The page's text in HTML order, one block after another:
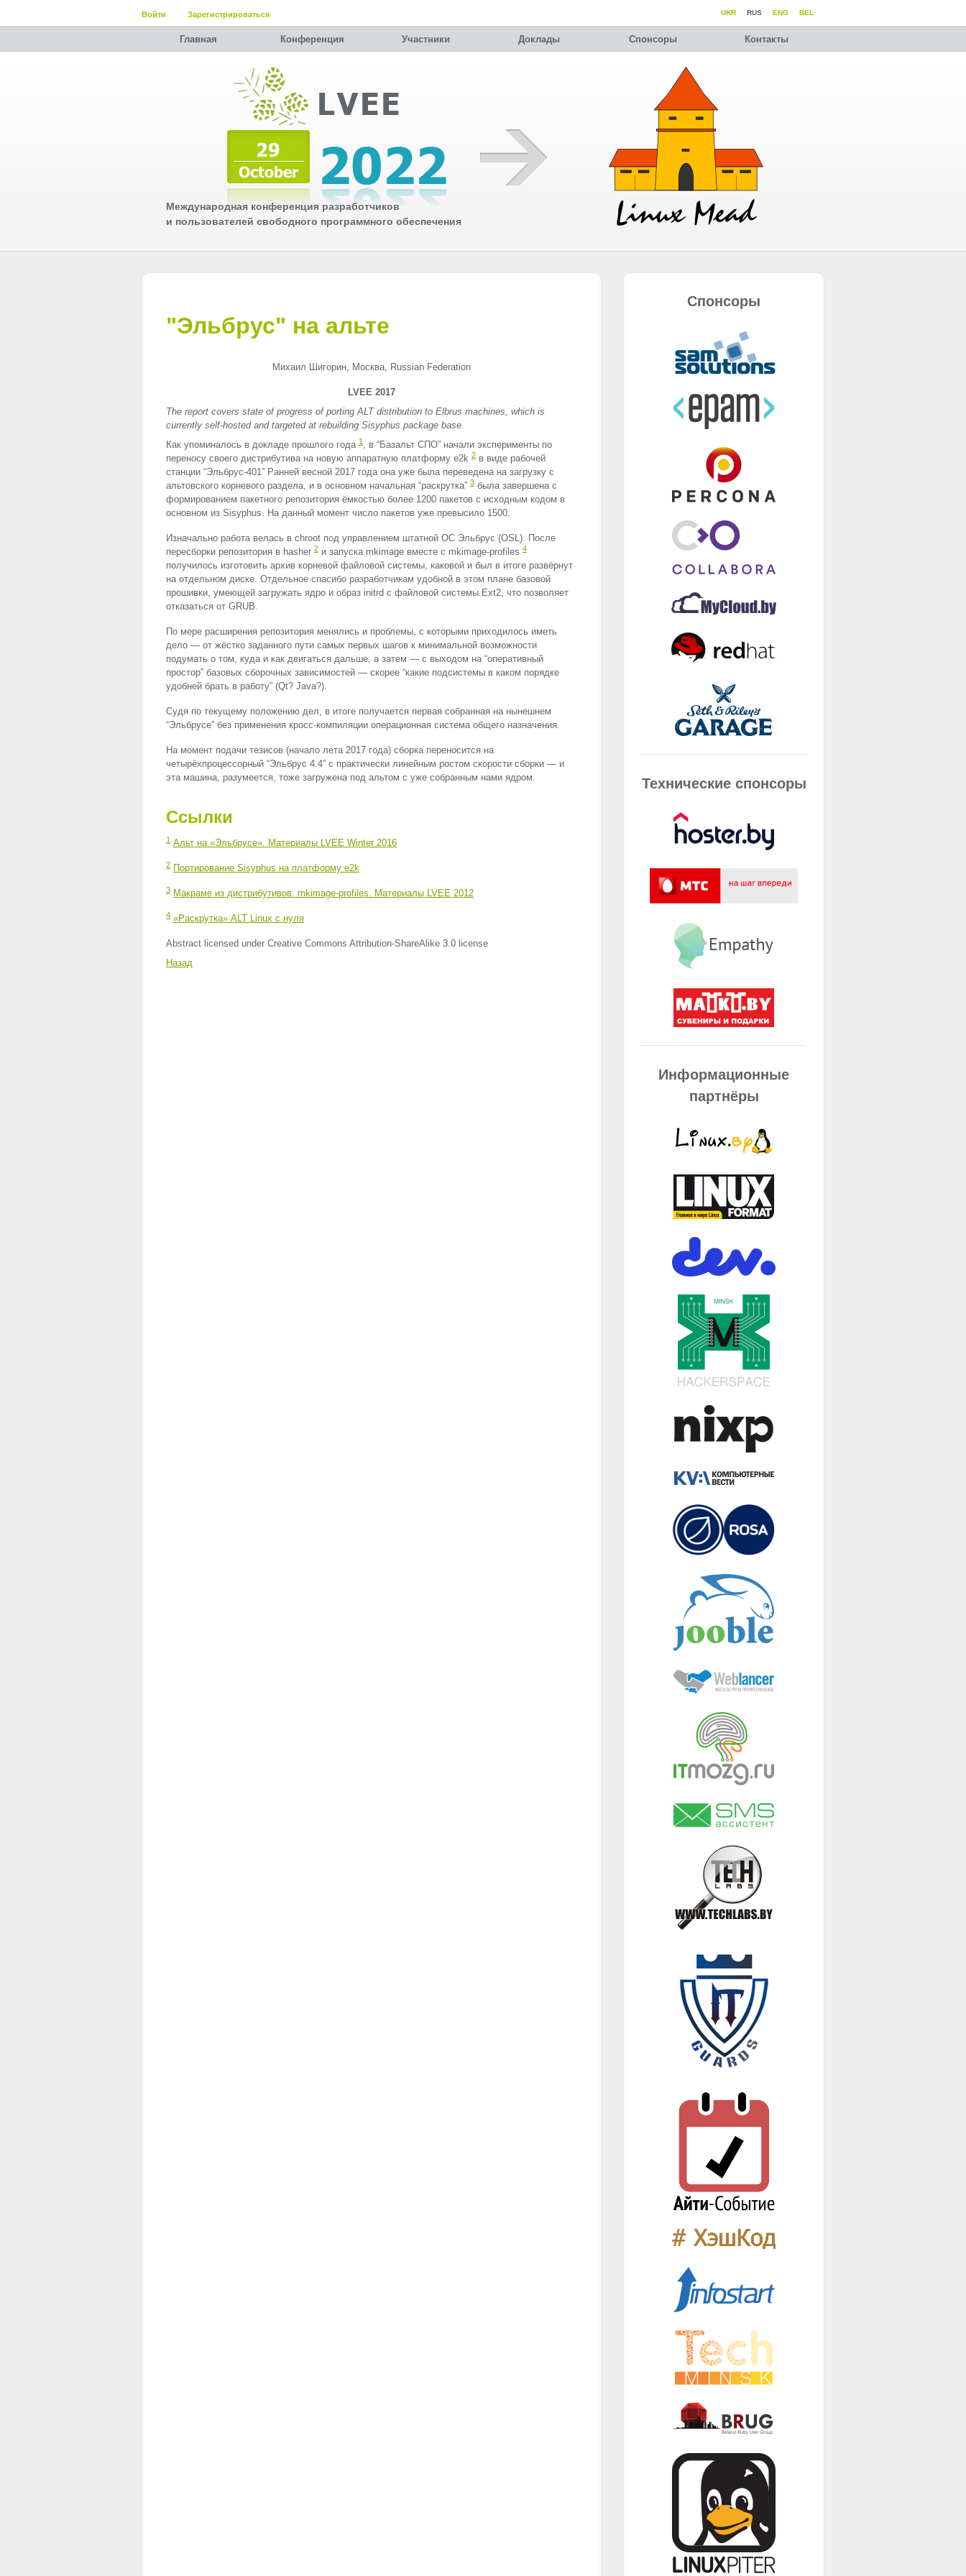
Войти Зарегистрироваться BEL
ENG
RUS
UKR
Главная Конференция Участники Доклады Спонсоры Контакты
Международная конференция разработчиков
и пользователей свободного программного обеспечения
"Эльбрус" на альте
Михаил Шигорин, Москва, Russian Federation
LVEE 2017
The report covers state of progress of porting ALT distribution to Elbrus machines, which is
currently self-hosted and targeted at rebuilding Sisyphus package base.
Как упоминалось в докладе прошлого года 1 , в “Базальт СПО” начали эксперименты по
переносу своего дистрибутива на новую аппаратную платформу e2k 2 в виде рабочей
станции “Эльбрус-401” Ранней весной 2017 года она уже была переведена на загрузку с
альтовского корневого раздела, и в основном начальная “раскрутка” 3 была завершена с
формированием пакетного репозитория ёмкостью более 1200 пакетов с исходным кодом в
основном из Sisyphus. На данный момент число пакетов уже превысило 1500.
Изначально работа велась в chroot под управлением штатной ОС Эльбрус (OSL). После
пересборки репозитория в hasher 2 и запуска mkimage вместе с mkimage-profiles 4
получилось изготовить архив корневой файловой системы, каковой и был в итоге развёрнут
на отдельном диске. Отдельное спасибо разработчикам удобной в этом плане базовой
прошивки, умеющей загружать ядро и образ initrd с файловой системы Ext2, что позволяет
отказаться от GRUB.
По мере расширения репозитория менялись и проблемы, с которыми приходилось иметь
дело — от жёстко заданного пути самых первых шагов к минимальной возможности
подумать о том, куда и как двигаться дальше, а затем — с выходом на “оперативный
простор” базовых сборочных зависимостей — скорее “какие подсистемы в каком порядке
удобней брать в работу” (Qt? Java?).
Судя по текущему положению дел, в итоге получается первая собранная на нынешнем
“Эльбрусе” без применения кросс-компиляции операционная система общего назначения.
На момент подачи тезисов (начало лета 2017 года) сборка переносится на
четырёхпроцессорный “Эльбрус 4.4” с практически линейным ростом скорости сборки — и
эта машина, разумеется, тоже загружена под альтом c уже собранным нами ядром.
Ссылки
1 Альт на «Эльбрусе». Материалы LVEE Winter 2016
2 Портирование Sisyphus на платформу e2k
3 Макраме из дистрибутивов: mkimage-profiles. Материалы LVEE 2012
4 «Раскрутка» ALT Linux с нуля
Abstract licensed under Creative Commons Attribution-ShareAlike 3.0 license
Назад
Спонсоры
Технические спонсоры
Информационные
партнёры